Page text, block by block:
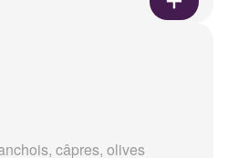
câpres, olives